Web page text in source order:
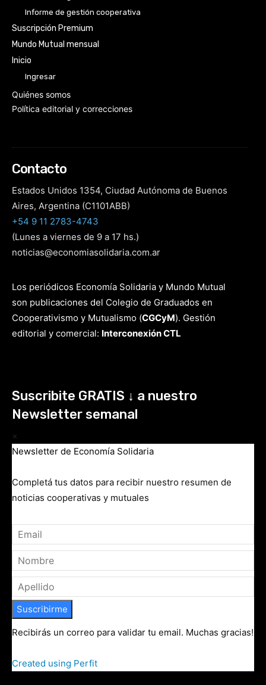
Informe de gestión cooperativa
Suscripción Premium
Mundo Mutual mensual
Inicio
Ingresar
Quiénes somos
Política editorial y correcciones
Contacto
Estados Unidos 1354, Ciudad Autónoma de Buenos
Aires, Argentina (C1101ABB)
+54 9 11 2783-4743
(Lunes a viernes de 9 a 17 hs.)
noticias@economiasolidaria.com.ar
Los periódicos Economía Solidaria y Mundo Mutual
son publicaciones del Colegio de Graduados en
Cooperativismo y Mutualismo (CGCyM). Gestión
editorial y comercial: Interconexión CTL
Suscribite GRATIS ↓ a nuestro
Newsletter semanal
×
Newsletter de Economía Solidaria
Completá tus datos para recibir nuestro resumen de
noticias cooperativas y mutuales
Suscribirme
Recibirás un correo para validar tu email. Muchas gracias!
Created using Perfit